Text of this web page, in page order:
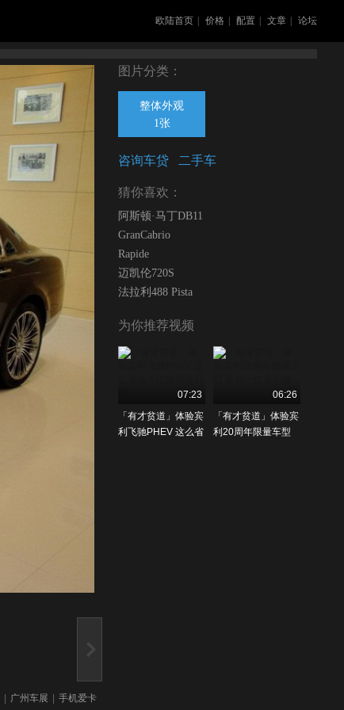
欧陆首页 价格 配置 文章 论坛
图片分类：
整体外观
1张
咨询车贷 二手车
猜你喜欢：
阿斯顿·马丁DB11
GranCabrio
Rapide
迈凯伦720S
法拉利488 Pista
为你推荐视频
07:23
「有才贫道」体验宾
利飞驰PHEV 这么省
06:26
「有才贫道」体验宾
利20周年限量车型
广州车展 手机爱卡